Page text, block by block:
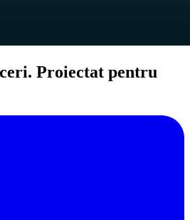
Proiectat pentru